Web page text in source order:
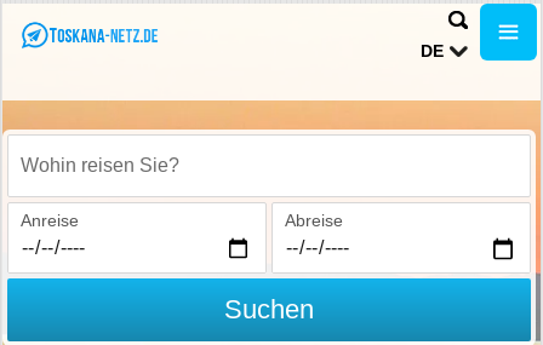
DE
Wohin reisen Sie?
Anreise Abreise
Suchen